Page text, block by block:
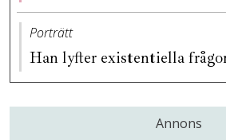
Porträtt
Han lyfter existentiella
Annons